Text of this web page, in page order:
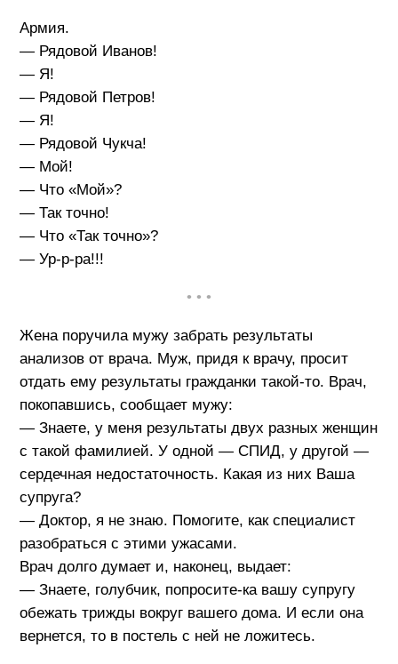
Армия.
— Рядовой Иванов!
— Я!
— Рядовой Петров!
— Я!
— Рядовой Чукча!
— Мой!
— Что «Мой»?
— Так точно!
— Что «Так точно»?
— Ур-р-ра!!!
• • •
Жена поручила мужу забрать результаты
анализов от врача. Муж, придя к врачу, просит
отдать ему результаты гражданки такой-то. Врач,
покопавшись, сообщает мужу:
— Знаете, у меня результаты двух разных женщин
с такой фамилией. У одной — СПИД, у другой —
сердечная недостаточность. Какая из них Ваша
супруга?
— Доктор, я не знаю. Помогите, как специалист
разобраться с этими ужасами.
Врач долго думает и, наконец, выдает:
— Знаете, голубчик, попросите-ка вашу супругу
обежать трижды вокруг вашего дома. И если она
вернется, то в постель с ней не ложитесь.